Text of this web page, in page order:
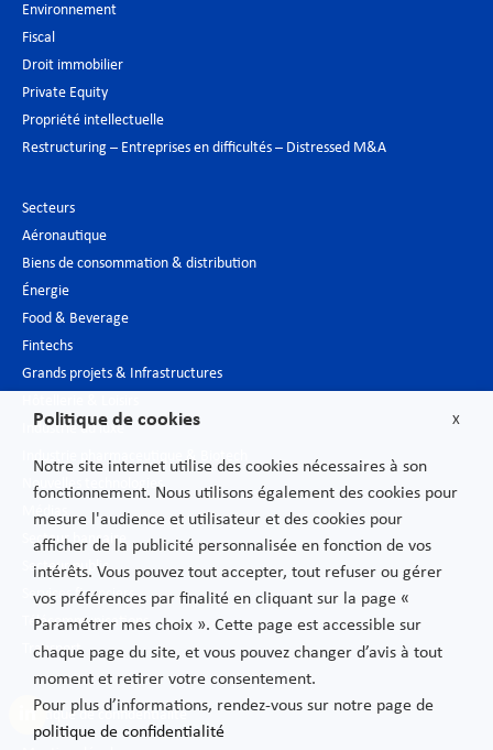
Environnement
Fiscal
Droit immobilier
Private Equity
Propriété intellectuelle
Restructuring – Entreprises en difficultés – Distressed M&A
Secteurs
Aéronautique
Biens de consommation & distribution
Énergie
Food & Beverage
Fintechs
Grands projets & Infrastructures
Industrie du luxe
Industrie pharmaceutique & Biotech
Nouvelles technologies
Secteur bancaire
Secteur public
Services financiers
Télécommunications
Transport
Politique de confidentialité
X
Politique de cookies
Notre site internet utilise des cookies nécessaires à son
fonctionnement. Nous utilisons également des cookies pour
mesure l'audience et utilisateur et des cookies pour
afficher de la publicité personnalisée en fonction de vos
intérêts. Vous pouvez tout accepter, tout refuser ou gérer
vos préférences par finalité en cliquant sur la page «
Paramétrer mes choix ». Cette page est accessible sur
chaque page du site, et vous pouvez changer d’avis à tout
moment et retirer votre consentement.
Pour plus d’informations, rendez-vous sur notre page de
politique de confidentialité